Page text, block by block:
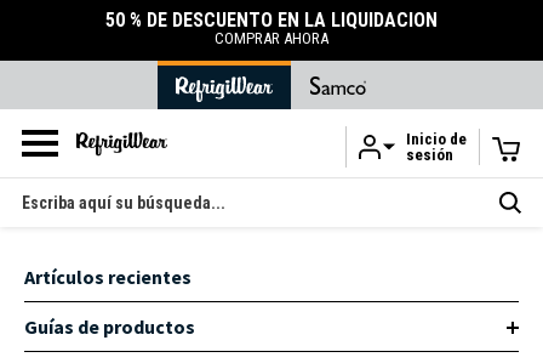
Ir al contenido principal
50 % DE DESCUENTO EN LA LIQUIDACIÓN
COMPRAR AHORA
Inicio de
sesión
Buscar
en
Artículos recientes
Guías de productos